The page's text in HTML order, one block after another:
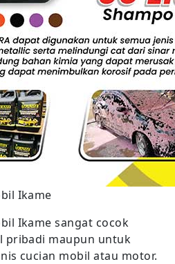
Ikame
Ikame sangat cocok
pribadi maupun untuk
cucian mobil atau motor.